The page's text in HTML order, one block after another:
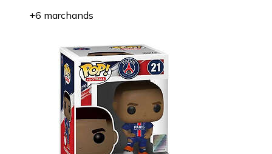
+6 marchands